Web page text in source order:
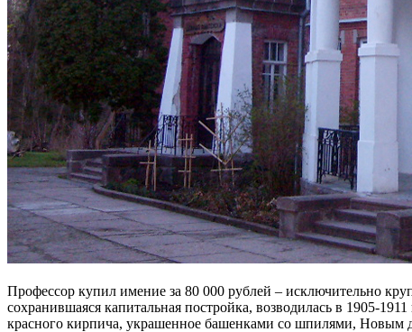
Профессор купил имение за 80 000 рублей – исключительно
сохранившаяся капитальная постройка, возводилась в 1905-
красного кирпича, украшенное башенками со шпилями, Новым